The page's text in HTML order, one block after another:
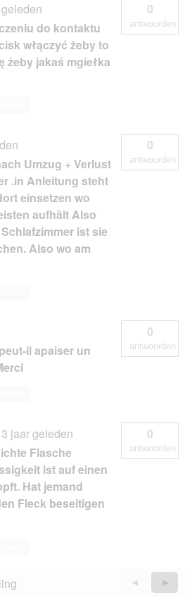
do kontaktu
włączyć żeby to
żeby jakaś mgiełka
0
antwoorden
Umzug + Verlust
.in Anleitung steht
einsetzen wo
aufhält Also
ist sie
Also wo am
0
antwoorden
il apaiser un
0
antwoorden
3 jaar geleden
Flasche
ist auf einen
Hat jemand
Fleck beseitigen
0
antwoorden
Vorige
Questions
◄ ►